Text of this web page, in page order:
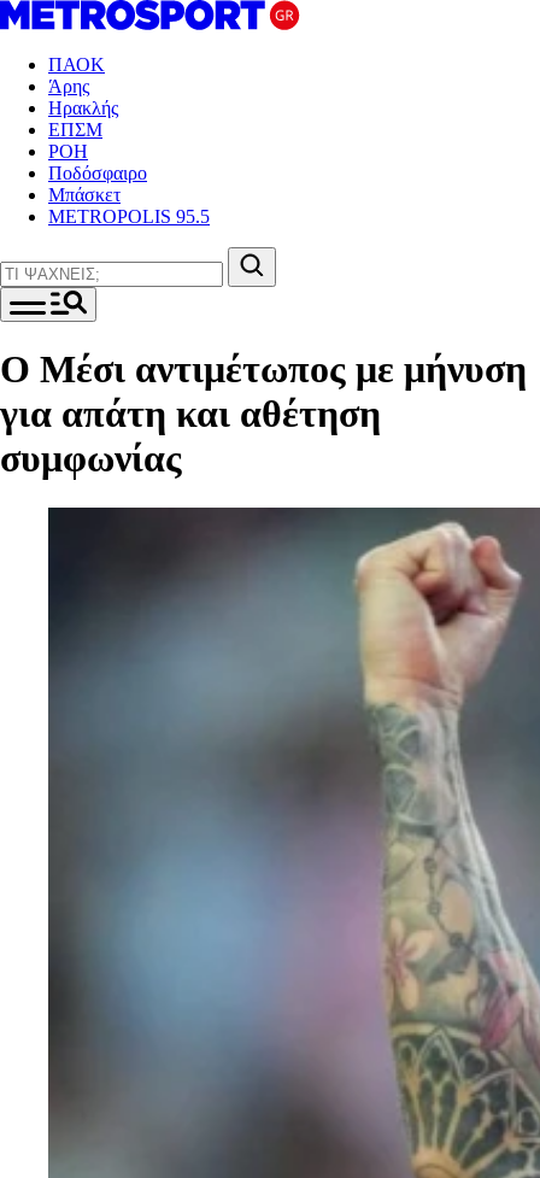
ΠΑΟΚ
Άρης
Ηρακλής
ΕΠΣΜ
ΡΟΗ
Ποδόσφαιρο
Μπάσκετ
METROPOLIS 95.5
Ο Μέσι αντιμέτωπος με μήνυση
για απάτη και αθέτηση
συμφωνίας